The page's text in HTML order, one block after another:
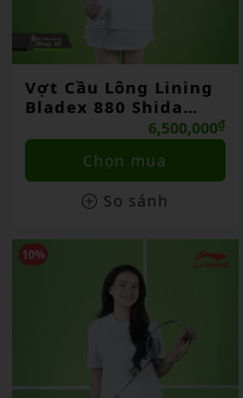
Vợt Cầu Lông Lining
Bladex 880 Shida
6,500,000₫
Chọn mua
So sánh
10%